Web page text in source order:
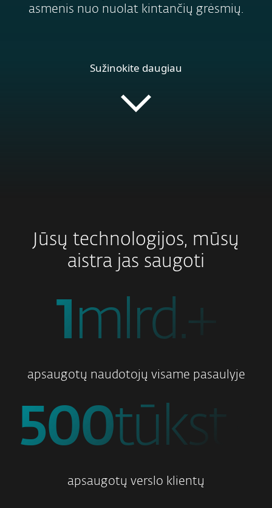
asmenis nuo nuolat kintančių grėsmių.
Sužinokite daugiau
Jūsų technologijos, mūsų
aistra jas saugoti
1mlrd.+
apsaugotų naudotojų visame pasaulyje
500tūkst.+
apsaugotų verslo klientų